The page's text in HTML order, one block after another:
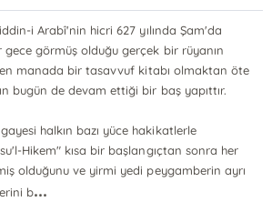
i Arabî'nin hicri 627 yılında Şam'da
gece görmüş olduğu gerçek bir rüyanın
manada bir tasavvuf kitabı olmaktan öte
bugün de devam ettiği bir baş yapıttır.
halkın bazı yüce hakikatlerle
Hikem" kısa bir başlangıçtan sonra her
olduğunu ve yirmi yedi peygamberin ayrı
b...